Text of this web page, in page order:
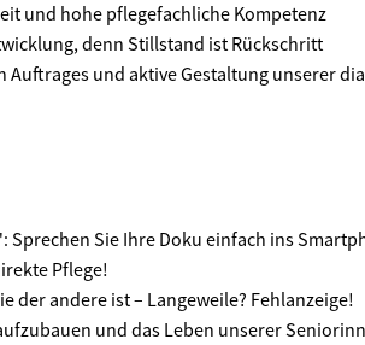
und hohe pflegefachliche Kompetenz
denn Stillstand ist Rückschritt
und aktive Gestaltung unserer
Sie Ihre Doku einfach ins
Pflege!
der andere ist – Langeweile? Fehlanzeige!
und das Leben unserer